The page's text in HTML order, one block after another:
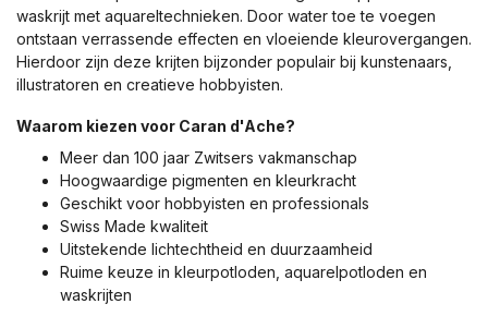
waskrijt met aquareltechnieken. Door water toe te voegen
ontstaan verrassende effecten en vloeiende kleurovergangen.
Hierdoor zijn deze krijten bijzonder populair bij kunstenaars,
illustratoren en creatieve hobbyisten.
Waarom kiezen voor Caran d'Ache?
Meer dan 100 jaar Zwitsers vakmanschap
Hoogwaardige pigmenten en kleurkracht
Geschikt voor hobbyisten en professionals
Swiss Made kwaliteit
Uitstekende lichtechtheid en duurzaamheid
Ruime keuze in kleurpotloden, aquarelpotloden en
waskrijten